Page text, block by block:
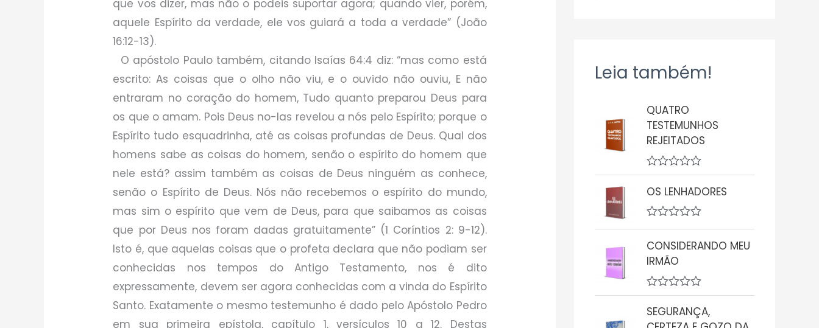
que vos dizer, mas não o podeis suportar agora; quando vier, porém,
aquele Espírito da verdade, ele vos guiará a toda a verdade” (João
16:12-13).
O apóstolo Paulo também, citando Isaías 64:4 diz: “mas como está
escrito: As coisas que o olho não viu, e o ouvido não ouviu, E não
entraram no coração do homem, Tudo quanto preparou Deus para
os que o amam. Pois Deus no-las revelou a nós pelo Espírito; porque o
Espírito tudo esquadrinha, até as coisas profundas de Deus. Qual dos
homens sabe as coisas do homem, senão o espírito do homem que
nele está? assim também as coisas de Deus ninguém as conhece,
senão o Espírito de Deus. Nós não recebemos o espírito do mundo,
mas sim o espírito que vem de Deus, para que saibamos as coisas
que por Deus nos foram dadas gratuitamente” (1 Coríntios 2: 9-12).
Isto é, que aquelas coisas que o profeta declara que não podiam ser
conhecidas nos tempos do Antigo Testamento, nos é dito
expressamente, devem ser agora conhecidas com a vinda do Espírito
Santo. Exatamente o mesmo testemunho é dado pelo Apóstolo Pedro
em sua primeira epístola, capítulo 1, versículos 10 a 12. Destas
Leia também!
QUATRO
TESTEMUNHOS
REJEITADOS
A
v
a
l
i
a
ã
o
d
OS LENHADORES
A
a
l
i
a
ç
ã
o
CONSIDERANDO MEU
IRMÃO
A
v
a
SEGURANÇA,